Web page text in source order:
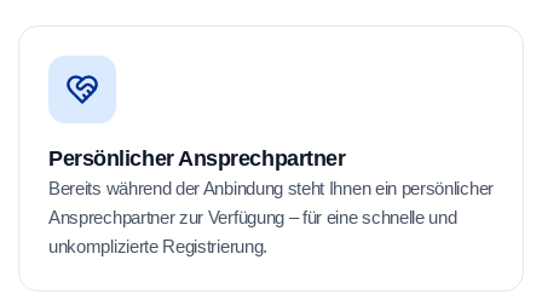
Persönlicher Ansprechpartner
Bereits während der Anbindung steht Ihnen ein persönlicher
Ansprechpartner zur Verfügung – für eine schnelle und
unkomplizierte Registrierung.